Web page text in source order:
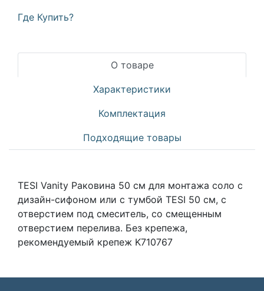
Где Купить?
О товаре
Характеристики
Комплектация
Подходящие товары
TESI Vanity Раковина 50 см для монтажа соло с
дизайн-сифоном или с тумбой TESI 50 см, с
отверстием под смеситель, со смещенным
отверстием перелива. Без крепежа,
рекомендуемый крепеж K710767